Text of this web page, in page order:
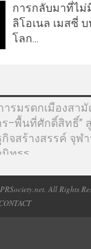
การกลับมาที่ไม่
ลิโอเนล เมสซี่
โลก...
ารมรดกเมืองสา
ร–พื้นที่ศักดิ์สิทธิ์” สู่
กิจสร้างสรรค์ จุฬา
ทรร...
All Rights
CONTACT